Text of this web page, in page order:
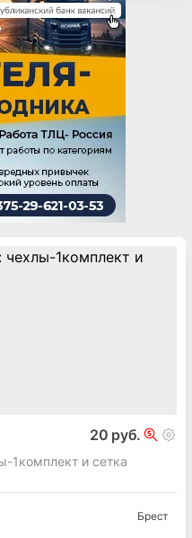
20 руб.
1комплект и сетка
Брест